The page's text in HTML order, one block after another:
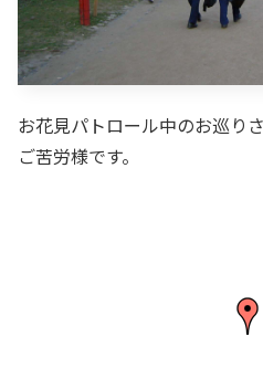
お花見パトロール中のお巡りさ
ご苦労様です。